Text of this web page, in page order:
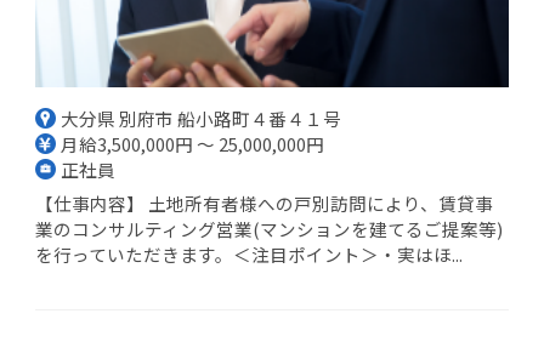
大分県 別府市 船小路町４番４１号
月給3,500,000円 ～ 25,000,000円
正社員
【仕事内容】 土地所有者様への戸別訪問により、賃貸事
業のコンサルティング営業(マンションを建てるご提案等)
を行っていただきます。＜注目ポイント＞・実はほ...